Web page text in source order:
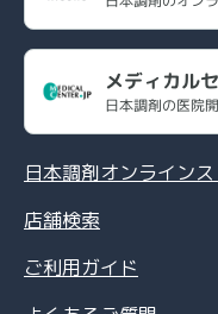
メディカル
日本調剤の医院
日本調剤オンライン
店舗検索
ご利用ガイド